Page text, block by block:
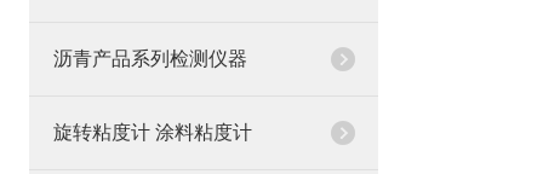
沥青产品系列检测仪器
旋转粘度计 涂料粘度计